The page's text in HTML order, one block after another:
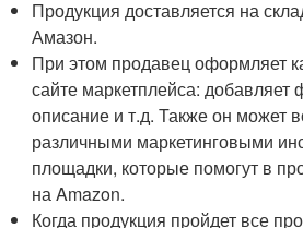
Продукция доставляется на
Амазон.
При этом продавец оформляет
сайте маркетплейса: добавляет
описание и т.д. Также он может
различными маркетинговыми
площадки, которые помогут в
на Amazon.
Когда продукция пройдет все